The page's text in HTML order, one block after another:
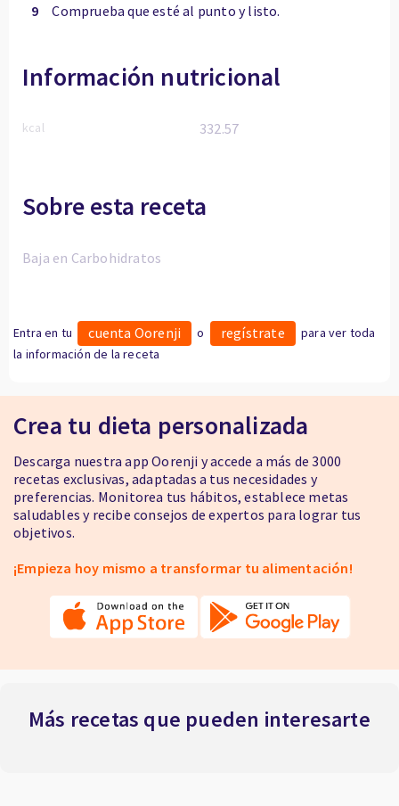
9
Comprueba que esté al punto y listo.
Información nutricional
kcal 332.57
Sobre esta receta
Baja en Carbohidratos
Entra en tu cuenta Oorenji o regístrate
para ver toda
la información de la receta
Crea tu dieta personalizada
Descarga nuestra app Oorenji y accede a más de 3000
recetas exclusivas, adaptadas a tus necesidades y
preferencias. Monitorea tus hábitos, establece metas
saludables y recibe consejos de expertos para lograr tus
objetivos.
¡Empieza hoy mismo a transformar tu alimentación!
Más recetas que pueden interesarte